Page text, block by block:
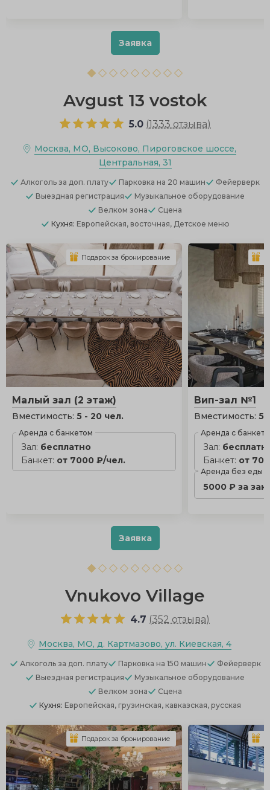
Заявка
Avgust 13 vostok
5.0 (1333 отзыва)
Москва, МО, Высоково, Пироговское шоссе,
Центральная, 31
Алкоголь за доп. плату Парковка на 20 машин
Фейерверк
Выездная регистрация
Музыкальное оборудование
Велком зона
Сцена
Кухня: Европейская, восточная, Детское меню
Малый зал (2 этаж)
Вместимость: 5 - 20 чел.
Аренда с банкетом
Зал: бесплатно
Банкет: от 7000 ₽/чел.
Подарок за бронирование
Вип-зал №1
Вместимость:5
Аренда с
Зал:
Банкет: от
Аренда без еды
5000 ₽ за
Заявка
Vnukovo Village
4.7 (352 отзыва)
Москва, МО, д. Картмазово, ул. Киевская, 4
Алкоголь за доп. плату Парковка на 150 машин
Фейерверк
Выездная регистрация
Музыкальное оборудование
Велком зона
Сцена
Кухня: Европейская, грузинская, кавказская, русская
Подарок за бронирование